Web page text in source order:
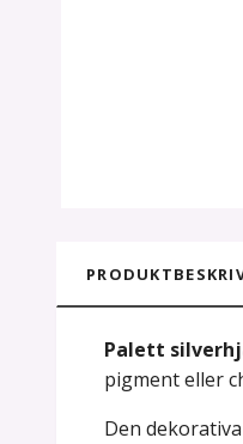
Palett
pigment eller
Den